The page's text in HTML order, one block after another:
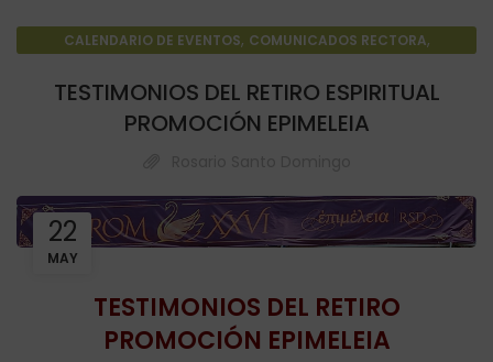
CALENDARIO DE EVENTOS, COMUNICADOS RECTORA,
TESTIMONIOS DEL RETIRO ESPIRITUAL
PROMOCIÓN EPIMELEIA
22
MAY
TESTIMONIOS DEL RETIRO
PROMOCIÓN EPIMELEIA